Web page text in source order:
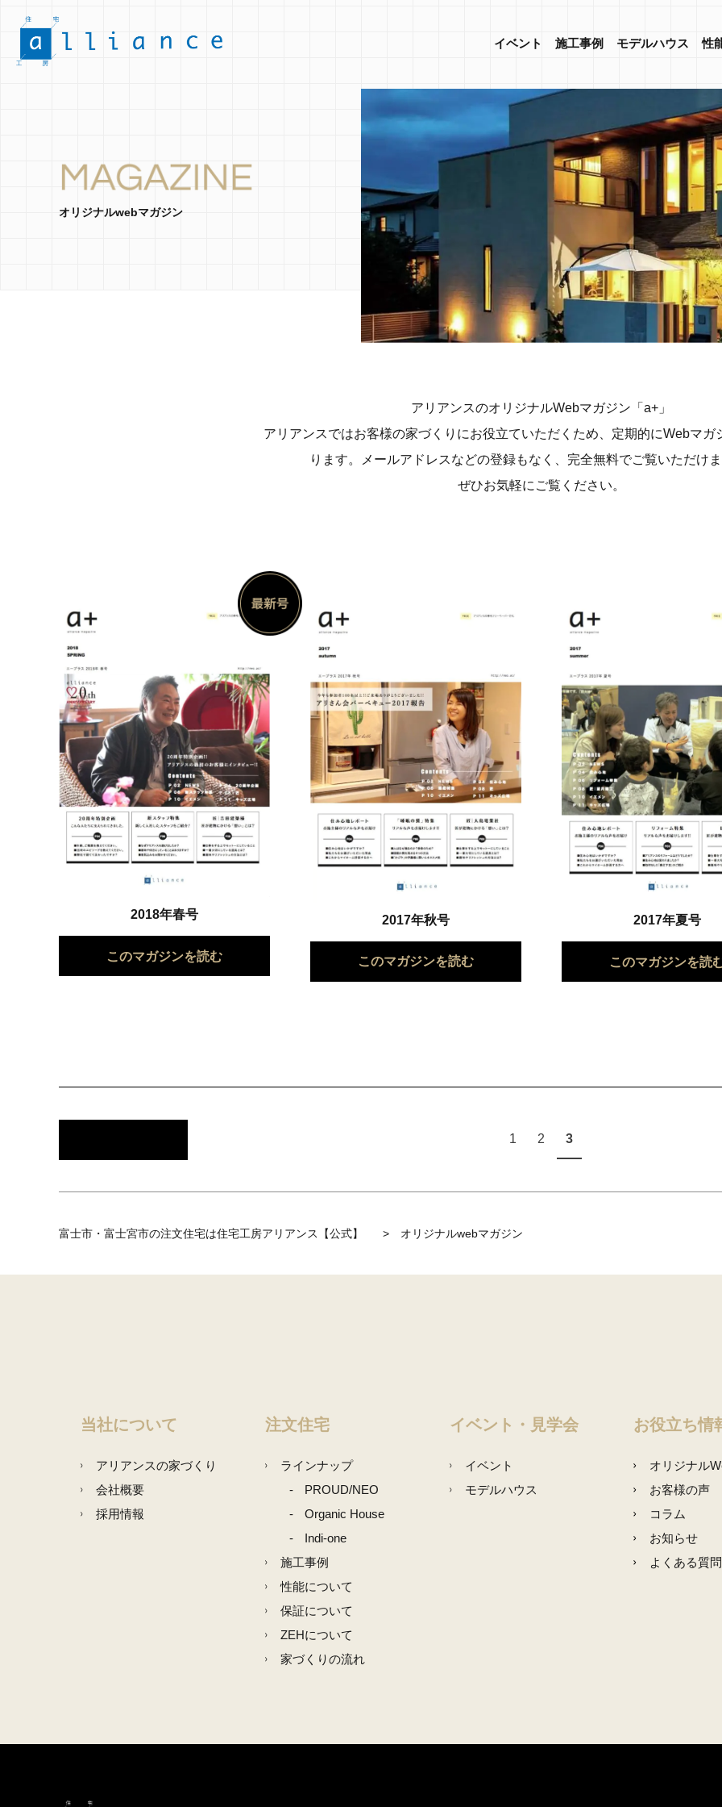
イベント 施工事例 モデルハウス 性
オリジナルwebマガジン
アリアンスのオリジナルWebマガジン「a+」
アリアンスではお客様の家づくりにお役立ていただくため、定期的にWebマガ
ります。メールアドレスなどの登録もなく、完全無料でご覧いただけま
ぜひお気軽にご覧ください。
2018年春号
このマガジンを読む
2017年秋号
このマガジンを読む
2017年夏号
このマガジンを読
1 2 3
富士市・富士宮市の注文住宅は住宅工房アリアンス【公式】 > オリジナルwebマガジン
当社について
アリアンスの家づくり
会社概要
採用情報
注文住宅
ラインナップ
PROUD/NEO
Organic House
Indi-one
施工事例
性能について
保証について
ZEHについて
家づくりの流れ
イベント・見学会
イベント
モデルハウス
お役立ち情
オリジナル
お客様の声
コラム
お知らせ
よくある質問